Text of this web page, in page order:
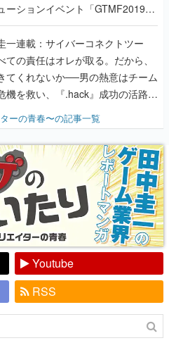
ーションイベント「GTMF2019」
、より理解を深めよう【PR】
一連載：サイバーコネクトツー
ての責任はオレが取る。だから、
てくれないか──男の熱意はチーム
機を救い、『.hack』成功の活路を
界の快男児・松山 洋に流れる血は
ャンプ』色だった【若ゲのいた
ーの青春〜の記事一覧
Youtube
RSS